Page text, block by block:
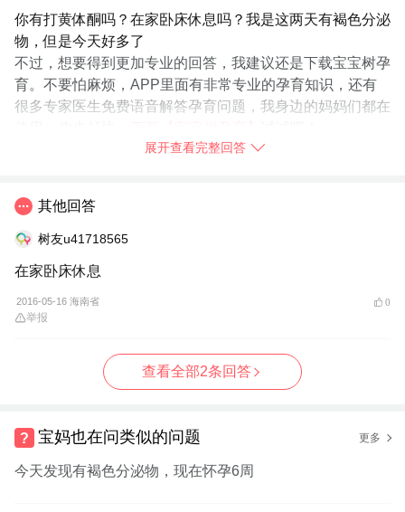
你有打黄体酮吗？在家卧床休息吗？我是这两天有褐色分泌
物，但是今天好多了
不过，想要得到更加专业的回答，我建议还是下载宝宝树孕
育。不要怕麻烦，APP里面有非常专业的孕育知识，还有
很多专家医生免费语音解答孕育问题，我身边的妈妈们都在
展开查看完整回答
其他回答
树友u41718565
在家卧床休息
2016-05-16 海南省 0
举报
查看全部2条回答
宝妈也在问类似的问题 更多
今天发现有褐色分泌物，现在怀孕6周